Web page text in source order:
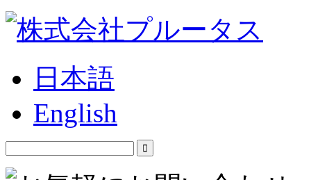
日本語
English